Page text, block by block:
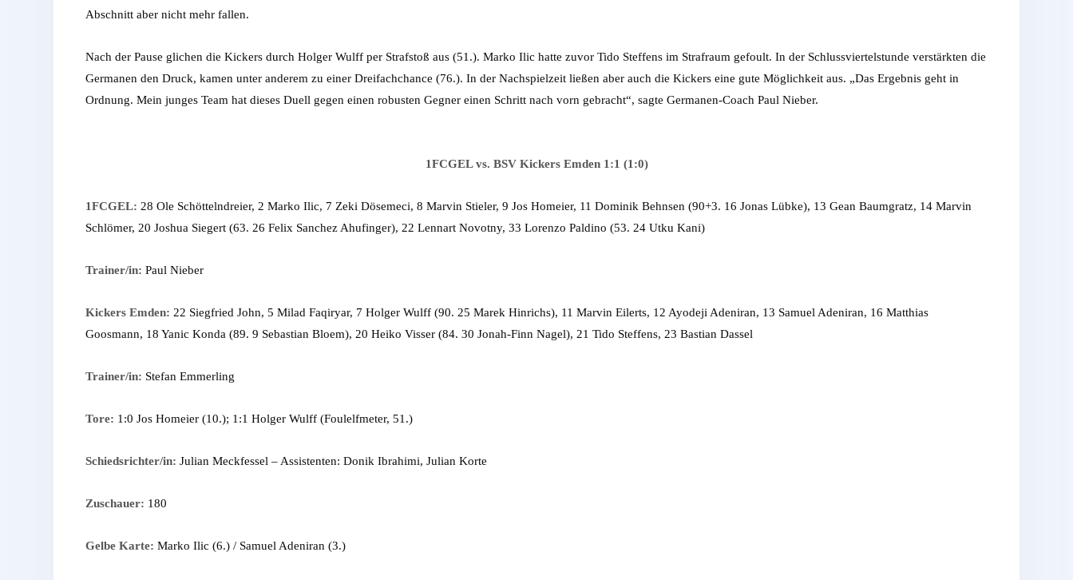
Abschnitt aber nicht mehr fallen.
Nach der Pause glichen die Kickers durch Holger Wulff per Strafstoß aus (51.). Marko Ilic hatte zuvor Tido Steffens im Strafraum gefoult. In der Schlussviertelstunde verstärkten die
Germanen den Druck, kamen unter anderem zu einer Dreifachchance (76.). In der Nachspielzeit ließen aber auch die Kickers eine gute Möglichkeit aus. „Das Ergebnis geht in
Ordnung. Mein junges Team hat dieses Duell gegen einen robusten Gegner einen Schritt nach vorn gebracht“, sagte Germanen-Coach Paul Nieber.
1FCGEL vs. BSV Kickers Emden 1:1 (1:0)
1FCGEL: 28 Ole Schöttelndreier, 2 Marko Ilic, 7 Zeki Dösemeci, 8 Marvin Stieler, 9 Jos Homeier, 11 Dominik Behnsen (90+3. 16 Jonas Lübke), 13 Gean Baumgratz, 14 Marvin
Schlömer, 20 Joshua Siegert (63. 26 Felix Sanchez Ahufinger), 22 Lennart Novotny, 33 Lorenzo Paldino (53. 24 Utku Kani)
Trainer/in: Paul Nieber
Kickers Emden: 22 Siegfried John, 5 Milad Faqiryar, 7 Holger Wulff (90. 25 Marek Hinrichs), 11 Marvin Eilerts, 12 Ayodeji Adeniran, 13 Samuel Adeniran, 16 Matthias
Goosmann, 18 Yanic Konda (89. 9 Sebastian Bloem), 20 Heiko Visser (84. 30 Jonah-Finn Nagel), 21 Tido Steffens, 23 Bastian Dassel
Trainer/in: Stefan Emmerling
Tore: 1:0 Jos Homeier (10.); 1:1 Holger Wulff (Foulelfmeter, 51.)
Schiedsrichter/in: Julian Meckfessel – Assistenten: Donik Ibrahimi, Julian Korte
Zuschauer: 180
Gelbe Karte: Marko Ilic (6.) / Samuel Adeniran (3.)